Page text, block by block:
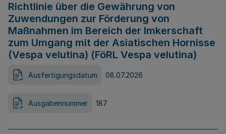
Richtlinie über die Gewährung von
Zuwendungen zur Förderung von
Maßnahmen im Bereich der Imkerschaft
zum Umgang mit der Asiatischen Hornisse
(Vespa velutina) (FöRL Vespa velutina)
Ausfertigungsdatum 08.07.2026
Ausgabennummer 187